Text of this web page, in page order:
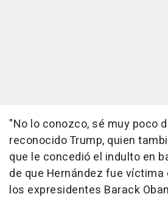
"No lo conozco, sé muy poco
reconocido Trump, quien
que le concedió el indulto en
de que Hernández fue víctima
los expresidentes Barack